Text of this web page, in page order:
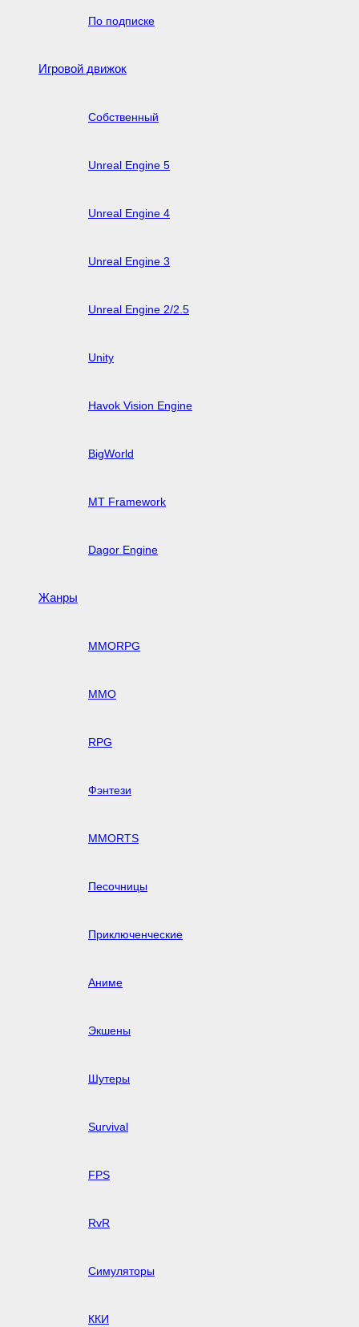
По подписке
Игровой движок
Собственный
Unreal Engine 5
Unreal Engine 4
Unreal Engine 3
Unreal Engine 2/2.5
Unity
Havok Vision Engine
BigWorld
MT Framework
Dagor Engine
Жанры
MMORPG
MMO
RPG
Фэнтези
MMORTS
Песочницы
Приключенческие
Аниме
Экшены
Шутеры
Survival
FPS
RvR
Симуляторы
ККИ